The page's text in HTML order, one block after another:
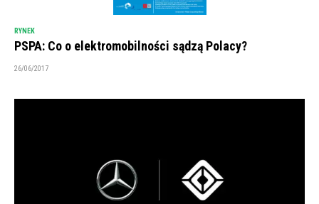
RYNEK
PSPA: Co o elektromobilności sądzą Polacy?
26/06/2017